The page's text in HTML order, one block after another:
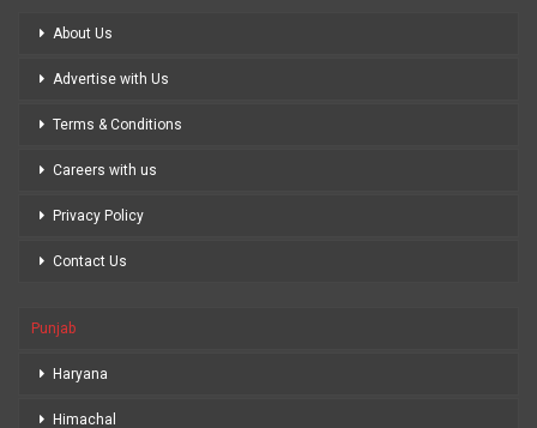
About Us
Advertise with Us
Terms & Conditions
Careers with us
Privacy Policy
Contact Us
Punjab
Haryana
Himachal